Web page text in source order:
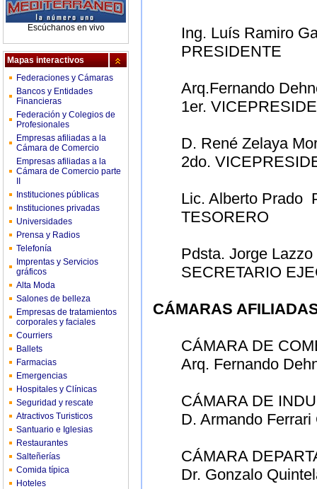
Escúchanos en vivo
Mapas interactivos
Federaciones y Cámaras
Bancos y Entidades
Financieras
Federación y Colegios de
Profesionales
Empresas afiliadas a la
Cámara de Comercio
Empresas afiliadas a la
Cámara de Comercio parte
Instituciones públicas
Instituciones privadas
Universidades
Prensa y Radios
Telefonía
Imprentas y Servicios
gráficos
Alta Moda
Salones de belleza
Empresas de tratamientos
corporales y faciales
Courriers
Ballets
Farmacias
Emergencias
Hospitales y Clínicas
Seguridad y rescate
Atractivos Turisticos
Santuario e Iglesias
Restaurantes
Salteñerías
Comida típica
Hoteles
Ing. Luís Ramiro
PRESIDENTE
Arq.Fernando
1er.
D. René Zelaya
2do.
Lic. Alberto Prado
TESORERO
Pdsta. Jorge Lazzo
SECRETARIO
CÁMARAS
CÁMARA DE
Arq. Fernando
CÁMARA DE
D. Armando Ferrari
CÁMARA
Dr. Gonzalo